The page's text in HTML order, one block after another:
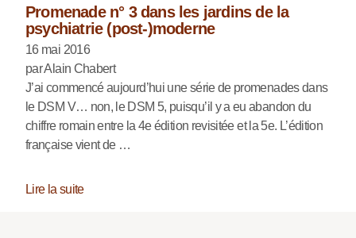
Promenade n° 3 dans les jardins de la
psychiatrie (post-)moderne
16 mai 2016
par Alain Chabert
J’ai commencé aujourd’hui une série de promenades dans
le DSM V… non, le DSM 5, puisqu’il y a eu abandon du
chiffre romain entre la 4e édition revisitée et la 5e. L’édition
française vient de …
Lire la suite